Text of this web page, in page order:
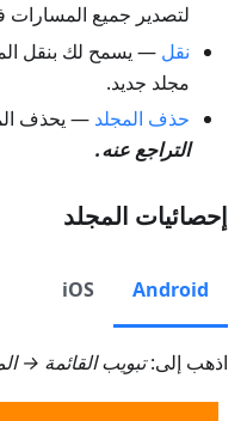
لتصدير جميع
نقل — يسمح لك بنقل
مجلد جديد.
حذف المجلد — يحذف
التراجع عنه.
إحصائيات المجلد
Android
iOS
اذهب إلى:تبويبالقائمة →